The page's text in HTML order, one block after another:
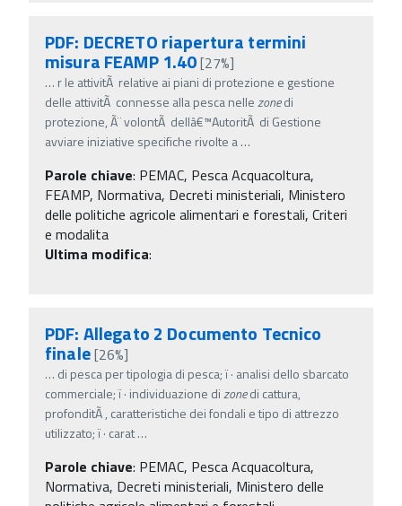
PDF: DECRETO riapertura termini
misura FEAMP 1.40[27%]
… r le attivitÃ relative ai piani di protezione e gestione
delle attivitÃ connesse alla pesca nellezonedi
protezione, Ã¨ volontÃ dellâ€™AutoritÃ di Gestione
avviare iniziative specifiche rivolte a…
Parole chiave: PEMAC, Pesca Acquacoltura,
FEAMP, Normativa, Decreti ministeriali, Ministero
delle politiche agricole alimentari e forestali, Criteri
e modalita
Ultima modifica:
PDF: Allegato 2 Documento Tecnico
finale[26%]
… di pesca per tipologia di pesca; ï‚· analisi dello sbarcato
commerciale; ï‚· individuazione dizonedi cattura,
profonditÃ , caratteristiche dei fondali e tipo di attrezzo
utilizzato; ï‚· carat…
Parole chiave: PEMAC, Pesca Acquacoltura,
Normativa, Decreti ministeriali, Ministero delle